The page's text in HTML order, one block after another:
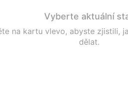
Vyberte aktuální
na kartu vlevo, abyste zjistili,
dělat.